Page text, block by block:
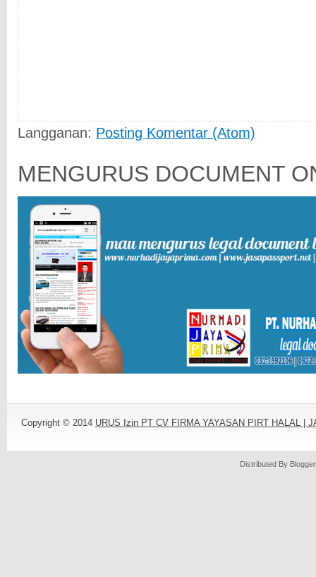
Langganan: Posting Komentar (Atom)
MENGURUS DOCUMENT
Copyright © 2014 URUS Izin PT CV FIRMA YAYASAN PIRT HALAL |
Distributed By